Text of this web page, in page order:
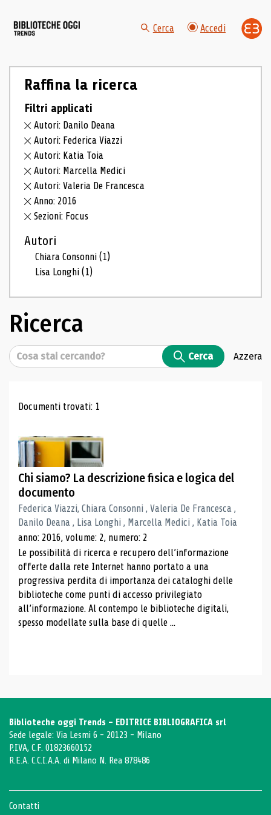
Cerca Accedi
Raffina la ricerca
Filtri applicati
Autori: Danilo Deana
Autori: Federica Viazzi
Autori: Katia Toia
Autori: Marcella Medici
Autori: Valeria De Francesca
Anno: 2016
Sezioni: Focus
Autori
Chiara Consonni(1)
Lisa Longhi(1)
Ricerca
Cerca Cerca Azzera
Risultati di ricerca
Documenti trovati: 1
Chi siamo? La descrizione fisica e logica del
documento
Federica Viazzi, Chiara Consonni , Valeria De Francesca ,
Danilo Deana , Lisa Longhi , Marcella Medici , Katia Toia
anno: 2016, volume: 2, numero: 2
Le possibilità di ricerca e recupero dell’informazione
offerte dalla rete Internet hanno portato a una
progressiva perdita di importanza dei cataloghi delle
biblioteche come punti di accesso privilegiato
all’informazione. Al contempo le biblioteche digitali,
spesso modellate sulla base di quelle ...
Biblioteche oggi Trends - EDITRICE BIBLIOGRAFICA srl
Sede legale: Via Lesmi 6 - 20123 - Milano
P.IVA, C.F. 01823660152
R.E.A. C.C.I.A.A. di Milano N. Rea 878486
Contatti